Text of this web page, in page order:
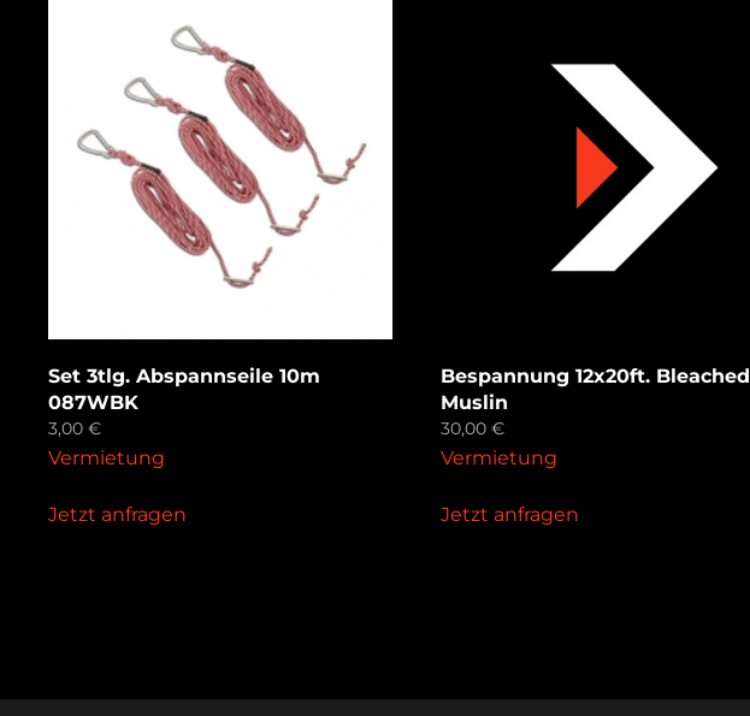
Set 3tlg. Abspannseile 10m
087WBK
3,00 €
Vermietung
Jetzt anfragen
Bespannung 12x20ft. Bleached
Muslin
30,00 €
Vermietung
Jetzt anfragen